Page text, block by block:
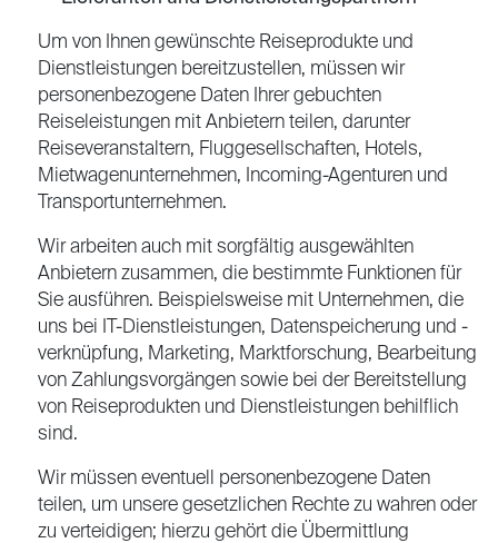
Um von Ihnen gewünschte Reiseprodukte und
Dienstleistungen bereitzustellen, müssen wir
personenbezogene Daten Ihrer gebuchten
Reiseleistungen mit Anbietern teilen, darunter
Reiseveranstaltern, Fluggesellschaften, Hotels,
Mietwagenunternehmen, Incoming-Agenturen und
Transportunternehmen.
Wir arbeiten auch mit sorgfältig ausgewählten
Anbietern zusammen, die bestimmte Funktionen für
Sie ausführen. Beispielsweise mit Unternehmen, die
uns bei IT-Dienstleistungen, Datenspeicherung und -
verknüpfung, Marketing, Marktforschung, Bearbeitung
von Zahlungsvorgängen sowie bei der Bereitstellung
von Reiseprodukten und Dienstleistungen behilflich
sind.
Wir müssen eventuell personenbezogene Daten
teilen, um unsere gesetzlichen Rechte zu wahren oder
zu verteidigen; hierzu gehört die Übermittlung